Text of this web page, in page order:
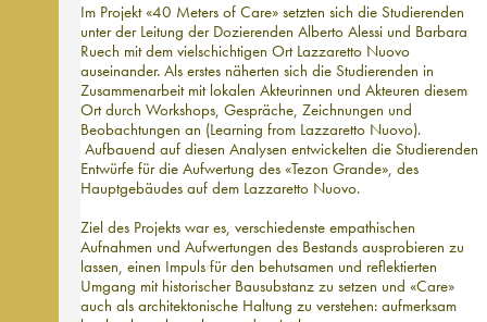
Im Projekt «40 Meters of Care» setzten sich die Studierenden
unter der Leitung der Dozierenden Alberto Alessi und Barbara
Ruech mit dem vielschichtigen Ort Lazzaretto Nuovo
auseinander. Als erstes näherten sich die Studierenden in
Zusammenarbeit mit lokalen Akteurinnen und Akteuren diesem
Ort durch Workshops, Gespräche, Zeichnungen und
Beobachtungen an (Learning from Lazzaretto Nuovo).
Aufbauend auf diesen Analysen entwickelten die Studierenden
Entwürfe für die Aufwertung des «Tezon Grande», des
Hauptgebäudes auf dem Lazzaretto Nuovo.
Ziel des Projekts war es, verschiedenste empathischen
Aufnahmen und Aufwertungen des Bestands ausprobieren zu
lassen, einen Impuls für den behutsamen und reflektierten
Umgang mit historischer Bausubstanz zu setzen und «Care»
auch als architektonische Haltung zu verstehen: aufmerksam